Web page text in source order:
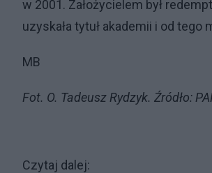
w 2001. Założycielem był
uzyskała tytuł akademii i od
MB
Fot. O. Tadeusz Rydzyk. Źródło:
Czytaj dalej: